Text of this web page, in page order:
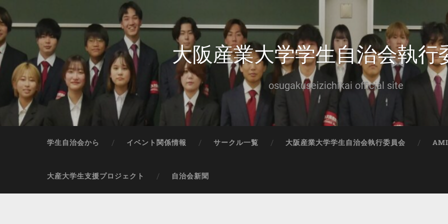
大阪産業大学学生自治会執行
osugakuseizichikai official site
学生自治会から イベント関係情報 サークル一覧 大阪産業大学学生自治会執行委員会
大産大学生支援プロジェクト 自治会新聞